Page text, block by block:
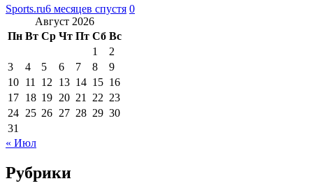
Sports.ru6 месяцев спустя 0
Август 2026
Пн Вт Ср Чт Пт Сб Вс
1
2
3
4 5 6 7 8
9
10 11 12 13 14 15 16
17 18 19 20 21 22 23
24 25 26 27 28 29 30
31
« Июл
Рубрики